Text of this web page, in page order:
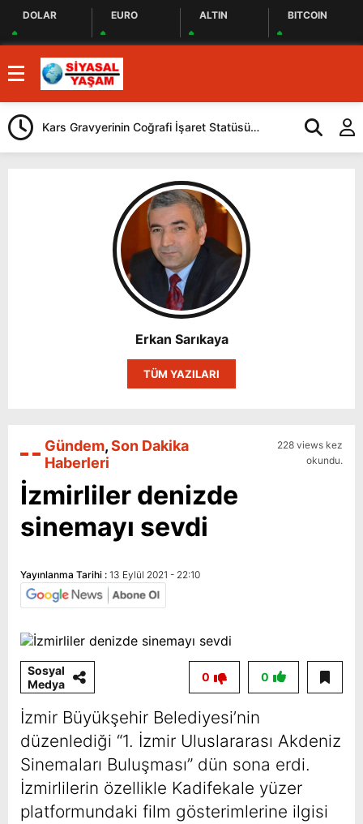
DOLAR EURO ALTIN BITCOIN
Kars Gravyerinin Coğrafi İşaret Statüsü
Güçlendiriliyor
Ardahan Süt
Kapasitesi
Erkan Sarıkaya
TÜM YAZILARI
Gündem,Son Dakika
Haberleri
228 views kez
okundu.
İzmirliler denizde
sinemayı sevdi
Yayınlanma Tarihi : 13 Eylül 2021 - 22:10
Sosyal
Medya
0
0
İzmir Büyükşehir Belediyesi’nin
düzenlediği “1. İzmir Uluslararası Akdeniz
Sinemaları Buluşması” dün sona erdi.
İzmirlilerin özellikle Kadifekale yüzer
platformundaki film gösterimlerine ilgisi